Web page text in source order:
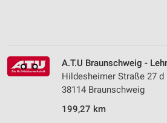
A.T.U Braunschweig -
Hildesheimer Straße 27 d
38114 Braunschweig
199,27 km